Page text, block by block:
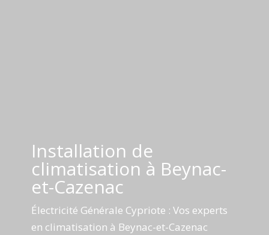
Installation de
climatisation à Beynac-
et-Cazenac
Électricité Générale Cypriote : Vos experts
en climatisation à Beynac-et-Cazenac